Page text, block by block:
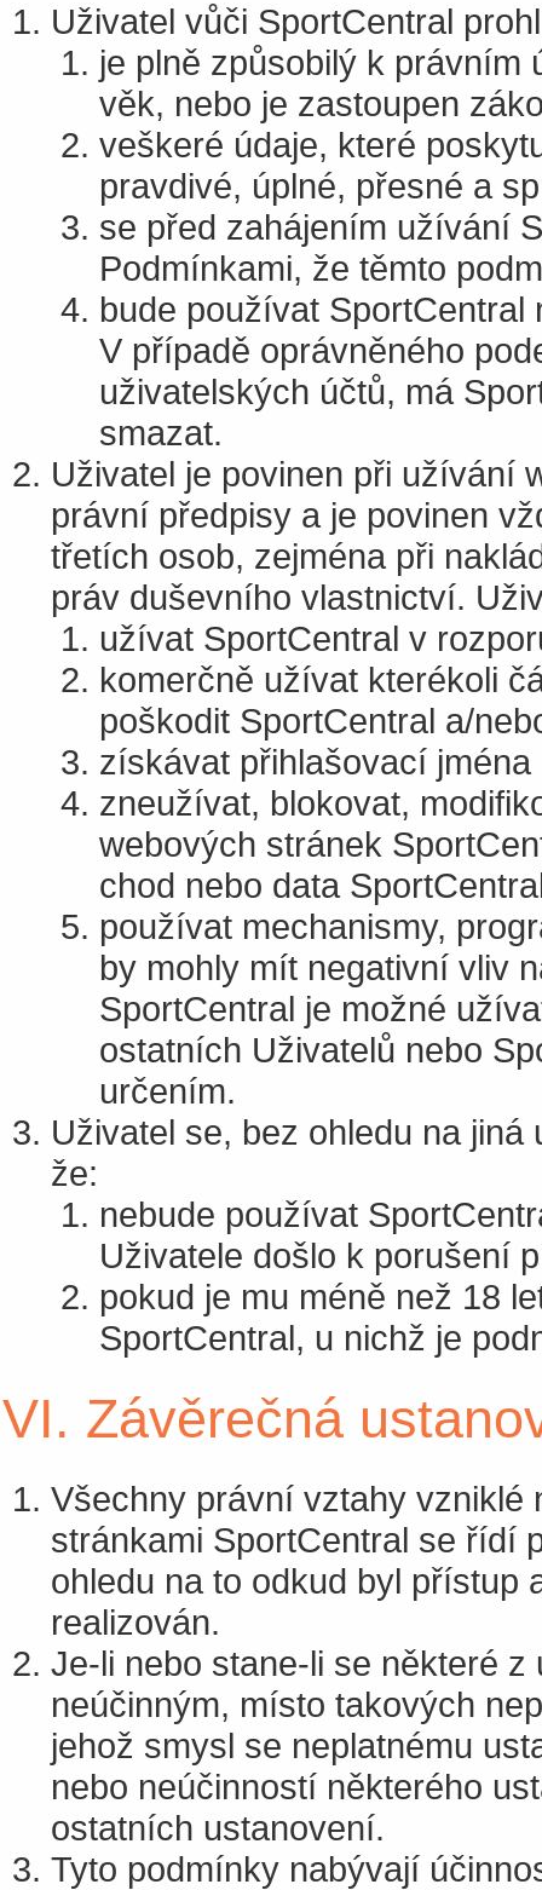
Uživatel vůči SportCentral
je plně způsobilý k právním
věk, nebo je zastoupen
veškeré údaje, které
pravdivé, úplné, přesné a
se před zahájením užívání
Podmínkami, že těmto
bude používat
V případě oprávněného
uživatelských účtů, má
smazat.
Uživatel je povinen při užívání
právní předpisy a je povinen
třetích osob, zejména při
práv duševního vlastnictví.
užívat SportCentral v
komerčně užívat kterékoli
poškodit SportCentral a/
získávat přihlašovací
zneužívat, blokovat,
webových stránek
chod nebo data
používat mechanismy,
by mohly mít negativní vliv
SportCentral je možné
ostatních Uživatelů nebo
určením.
Uživatel se, bez ohledu na
že:
nebude používat
Uživatele došlo k porušení
pokud je mu méně než 18
SportCentral, u nichž je
VI. Závěrečná
Všechny právní vztahy vzniklé
stránkami SportCentral se řídí
ohledu na to odkud byl přístup
realizován.
Je-li nebo stane-li se některé
neúčinným, místo takových
jehož smysl se neplatnému
nebo neúčinností některého
ostatních ustanovení.
Tyto podmínky nabývají